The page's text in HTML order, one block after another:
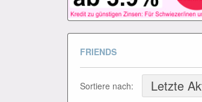
FRIENDS
Sortiere nach: